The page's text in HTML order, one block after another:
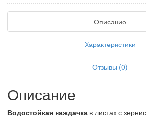
Описание
Характеристики
Отзывы (0)
Описание
Водостойкая наждачка в листах с